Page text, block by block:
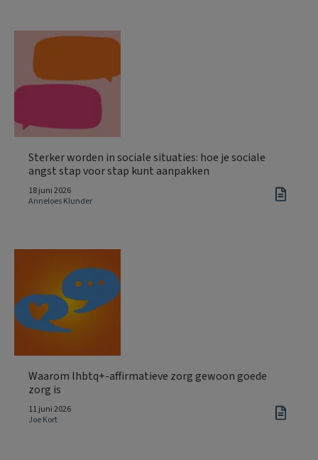
Sterker worden in sociale situaties: hoe je sociale
angst stap voor stap kunt aanpakken
18 juni 2026
Anneloes Klunder
Waarom lhbtq+-affirmatieve zorg gewoon goede
zorg is
11 juni 2026
Joe Kort